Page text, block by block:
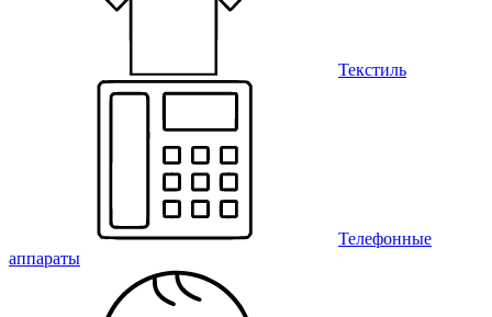
Текстиль
Телефонные
аппараты